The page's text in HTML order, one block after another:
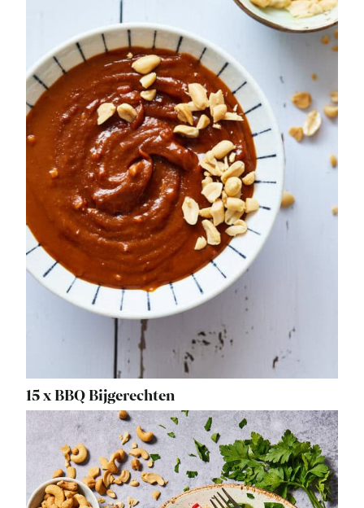
15 x BBQ Bijgerechten